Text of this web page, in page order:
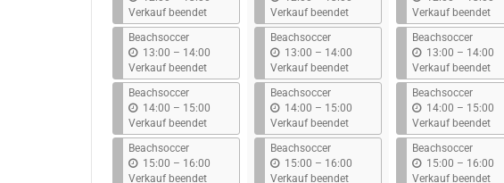
i
s
Verkauf beendet
Beachsoccer
13:00 – b
i
s
14:00
Verkauf beendet
Beachsoccer
14:00 – b
i
s
15:00
Verkauf beendet
Beachsoccer
15:00 – b
i
16:00
Verkauf beendet
i
s
Verkauf beendet
Beachsoccer
13:00 – b
i
s
14:00
Verkauf beendet
Beachsoccer
14:00 – b
i
s
15:00
Verkauf beendet
Beachsoccer
15:00 – b
i
16:00
Verkauf beendet
i
s
Verkauf beendet
Beachsoccer
13:00 – b
i
s
14:00
Verkauf beendet
Beachsoccer
14:00 – b
i
s
15:00
Verkauf beendet
Beachsoccer
15:00 – b
i
16:00
Verkauf beendet